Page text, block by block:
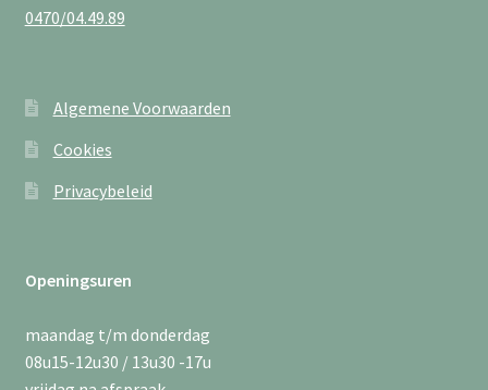
0470/04.49.89
Algemene Voorwaarden
Cookies
Privacybeleid
Openingsuren
maandag t/m donderdag
08u15-12u30 / 13u30 -17u